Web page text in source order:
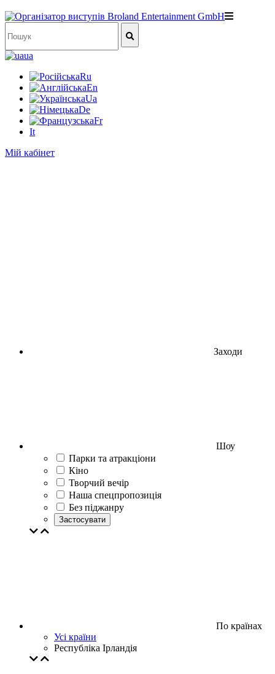
ua
Ru
En
Ua
De
Fr
It
Мій кабінет
Заходи
Шоу
Парки та атракціони
Кіно
Творчий вечір
Наша спецпропозиція
Без піджанру
Застосувати
По країнах
Усі країни
Республіка Ірландія